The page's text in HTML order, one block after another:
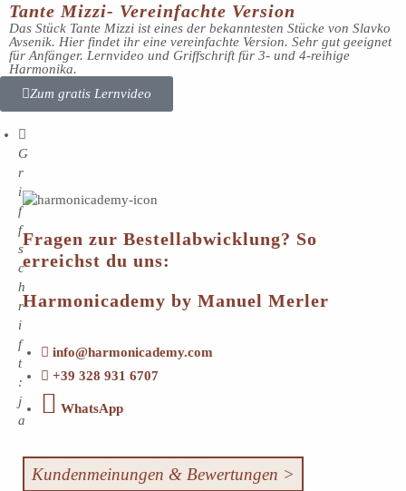
Tante Mizzi- Vereinfachte Version
Das Stück Tante Mizzi ist eines der bekanntesten Stücke von Slavko
Avsenik. Hier findet ihr eine vereinfachte Version. Sehr gut geeignet
für Anfänger. Lernvideo und Griffschrift für 3- und 4-reihige
Harmonika.
Zum gratis Lernvideo
G
r
i
f
f
s
c
h
r
i
f
t
:
j
a
Fragen zur Bestellabwicklung? So
erreichst du uns:
Harmonicademy by Manuel Merler
info@harmonicademy.com
+39 328 931 6707
WhatsApp
Kundenmeinungen & Bewertungen >